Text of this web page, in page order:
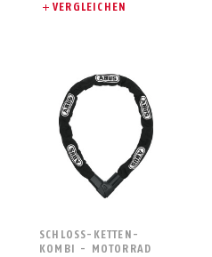
VERGLEICHEN
SCHLOSS-KETTEN-
KOMBI - MOTORRAD